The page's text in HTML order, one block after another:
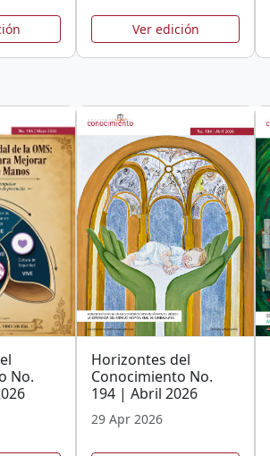
Ver edición
No.
Horizontes del
Conocimiento No.
194 | Abril 2026
29 Apr 2026